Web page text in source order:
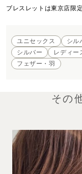
ブレスレットは東京店限
ユニセックス シル
シルバー
レディー
フェザー・羽
その